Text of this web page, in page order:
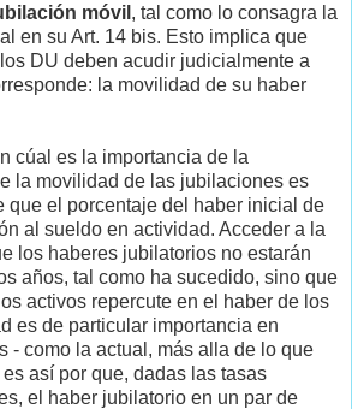
móvil , tal como lo consagra la
en su Art. 14 bis. Esto implica que
DU deben acudir judicialmente a
la movilidad de su haber
cúal es la importancia de la
la movilidad de las jubilaciones es
que el porcentaje del haber inicial de
al sueldo en actividad. Acceder a la
los haberes jubilatorios no estarán
años, tal como ha sucedido, sino que
activos repercute en el haber de los
es de particular importancia en
- como la actual, más alla de lo que
así por que, dadas las tasas
el haber jubilatorio en un par de